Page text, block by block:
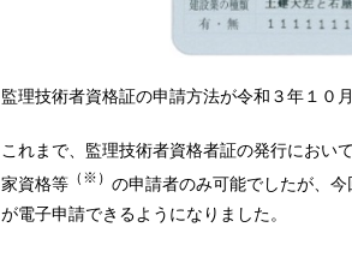
監理技術者資格証の申請方法が令和３年１０
これまで、監理技術者資格者証の発行におい
家資格等 （※） の申請者のみ可能でしたが、
が電子申請できるようになりました。